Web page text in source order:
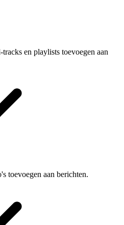
en playlists toevoegen aan
toevoegen aan berichten.